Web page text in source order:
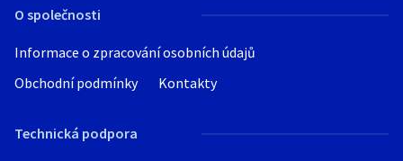
O společnosti
Informace o zpracování osobních údajů
Obchodní podmínky
Kontakty
Technická podpora